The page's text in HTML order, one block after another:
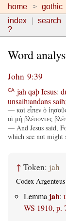
home gothic
index
search
?
Word
John 9:39
CA jah qaþIesus:
unsaiƕandans
— καὶ εἶπεν ὁ
οἱ μὴ βλέποντες
— And Jesus said,
which see not might
↑ Token: jah
Codex
Lemma jah:
WS 1910, p.